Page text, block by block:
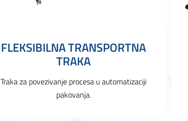
FLEKSIBILNA TRANSPORTNA
TRAKA
Traka za povezivanje procesa u automatizaciji
pakovanja.